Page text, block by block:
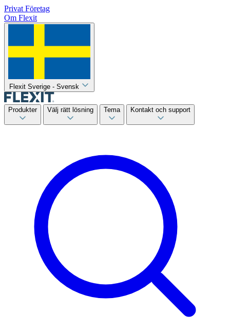
Privat Företag
Om Flexit
Flexit Sverige - Svensk
Produkter Välj rätt lösning Tema Kontakt och support